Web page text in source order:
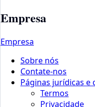
Empresa
Empresa
Sobre nós
Contate-nos
Páginas jurídicas e
Termos
Privacidade